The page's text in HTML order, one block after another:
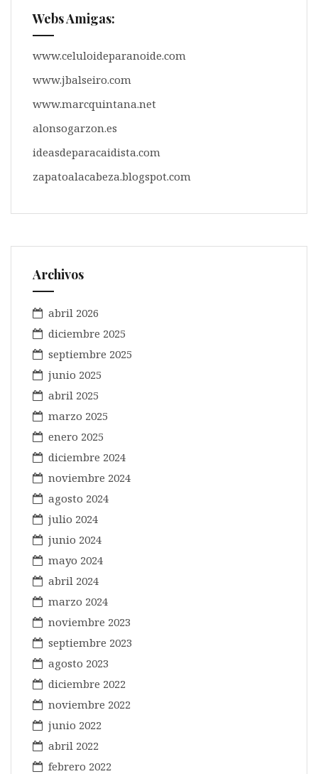
Webs Amigas:
www.celuloideparanoide.com
www.jbalseiro.com
www.marcquintana.net
alonsogarzon.es
ideasdeparacaidista.com
zapatoalacabeza.blogspot.com
Archivos
abril 2026
diciembre 2025
septiembre 2025
junio 2025
abril 2025
marzo 2025
enero 2025
diciembre 2024
noviembre 2024
agosto 2024
julio 2024
junio 2024
mayo 2024
abril 2024
marzo 2024
noviembre 2023
septiembre 2023
agosto 2023
diciembre 2022
noviembre 2022
junio 2022
abril 2022
febrero 2022